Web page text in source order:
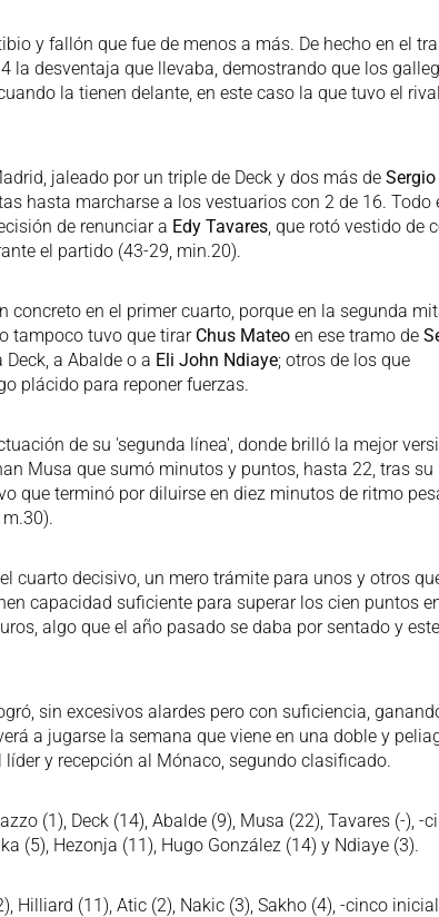
y fallón que fue de menos a más. De hecho en el
la desventaja que llevaba, demostrando que los
la tienen delante, en este caso la que tuvo el rival
jaleado por un triple de Deck y dos más de
hasta marcharse a los vestuarios con 2 de 16. Todo
de renunciar a Edy Tavares, que rotó vestido de
el partido (43-29, min.20).
concreto en el primer cuarto, porque en la segunda
tampoco tuvo que tirar Chus Mateo en ese tramo de
a Abalde o a Eli John Ndiaye; otros de los que
plácido para reponer fuerzas.
de su 'segunda línea', donde brilló la mejor
Musa que sumó minutos y puntos, hasta 22, tras su
que terminó por diluirse en diez minutos de ritmo
cuarto decisivo, un mero trámite para unos y otros
capacidad suficiente para superar los cien puntos
algo que el año pasado se daba por sentado y
sin excesivos alardes pero con suficiencia,
a jugarse la semana que viene en una doble y
y recepción al Mónaco, segundo clasificado.
(1), Deck (14), Abalde (9), Musa (22), Tavares (-), -
(5), Hezonja (11), Hugo González (14) y Ndiaye (3).
Hilliard (11), Atic (2), Nakic (3), Sakho (4), -cinco